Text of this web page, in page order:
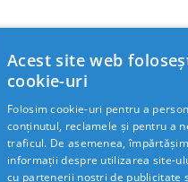
Acest site web
cookie-uri
Folosim cookie-uri pentru a
conținutul, reclamele și pentru a
traficul. De asemenea, împărtășim
informații despre utilizarea site-
cu partenerii noștri de publicitate